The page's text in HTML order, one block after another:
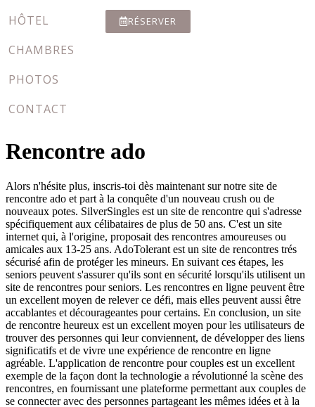
HÔTEL
CHAMBRES
PHOTOS
CONTACT
RÉSERVER
Rencontre ado
Alors n'hésite plus, inscris-toi dès maintenant sur notre site de
rencontre ado et part à la conquête d'un nouveau crush ou de
nouveaux potes. SilverSingles est un site de rencontre qui s'adresse
spécifiquement aux célibataires de plus de 50 ans. C'est un site
internet qui, à l'origine, proposait des rencontres amoureuses ou
amicales aux 13-25 ans. AdoTolerant est un site de rencontres trés
sécurisé afin de protéger les mineurs. En suivant ces étapes, les
seniors peuvent s'assurer qu'ils sont en sécurité lorsqu'ils utilisent un
site de rencontres pour seniors. Les rencontres en ligne peuvent être
un excellent moyen de relever ce défi, mais elles peuvent aussi être
accablantes et décourageantes pour certains. En conclusion, un site
de rencontre heureux est un excellent moyen pour les utilisateurs de
trouver des personnes qui leur conviennent, de développer des liens
significatifs et de vivre une expérience de rencontre en ligne
agréable. L'application de rencontre pour couples est un excellent
exemple de la façon dont la technologie a révolutionné la scène des
rencontres, en fournissant une plateforme permettant aux couples de
se connecter avec des personnes partageant les mêmes idées et à la